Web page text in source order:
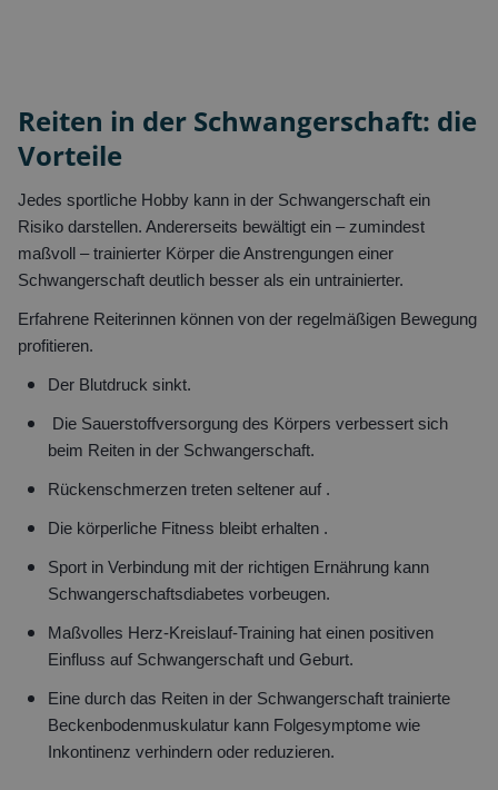
Reiten in der Schwangerschaft: die
Vorteile
Jedes sportliche Hobby kann in der Schwangerschaft ein
Risiko darstellen. Andererseits bewältigt ein – zumindest
maßvoll – trainierter Körper die Anstrengungen einer
Schwangerschaft deutlich besser als ein untrainierter.
Erfahrene Reiterinnen können von der regelmäßigen Bewegung
profitieren.
Der Blutdruck sinkt.
Die Sauerstoffversorgung des Körpers verbessert sich
beim Reiten in der Schwangerschaft.
Rückenschmerzen treten seltener auf .
Die körperliche Fitness bleibt erhalten .
Sport in Verbindung mit der richtigen Ernährung kann
Schwangerschaftsdiabetes vorbeugen.
Maßvolles Herz-Kreislauf-Training hat einen positiven
Einfluss auf Schwangerschaft und Geburt.
Eine durch das Reiten in der Schwangerschaft trainierte
Beckenbodenmuskulatur kann Folgesymptome wie
Inkontinenz verhindern oder reduzieren.